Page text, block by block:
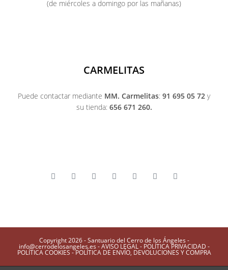
(de miércoles a domingo por las mañanas)
CARMELITAS
Puede contactar mediante MM. Carmelitas: 91 695 05 72 y
su tienda: 656 671 260.
Copyright 2026 - Santuario del Cerro de los Ángeles -
info@cerrodelosangeles.es -AVISO LEGAL- POLÍTICA PRIVACIDAD -
POLÍTICA COOKIES -POLÍTICA DE ENVÍO, DEVOLUCIONES Y COMPRA